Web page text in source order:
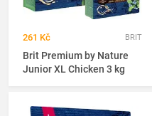
261 Kč BRIT
Brit Premium by Nature
Junior XL Chicken 3 kg